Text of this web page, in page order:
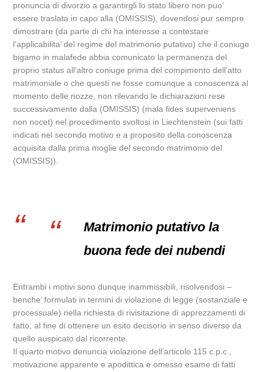
pronuncia di divorzio a garantirgli lo stato libero non puo’
essere traslata in capo alla (OMISSIS), dovendosi pur sempre
dimostrare (da parte di chi ha interesse a contestare
l’applicabilita’ del regime del matrimonio putativo) che il coniuge
bigamo in malafede abbia comunicato la permanenza del
proprio status all’altro coniuge prima del compimento dell’atto
matrimoniale o che questi ne fosse comunque a conoscenza al
momento delle nozze, non rilevando le dichiarazioni rese
successivamente dalla (OMISSIS) (mala fides superveniens
non nocet) nel procedimento svoltosi in Liechtenstein (sui fatti
indicati nel secondo motivo e a proposito della conoscenza
acquisita dalla prima moglie del secondo matrimonio del
(OMISSIS)).
Matrimonio putativo la
buona fede dei nubendi
Entrambi i motivi sono dunque inammissibili, risolvendosi –
benche’ formulati in termini di violazione di legge (sostanziale e
processuale) nella richiesta di rivisitazione di apprezzamenti di
fatto, al fine di ottenere un esito decisorio in senso diverso da
quello auspicato dal ricorrente.
Il quarto motivo denuncia violazione dell’articolo 115 c.p.c.,
motivazione apparente e apodittica e omesso esame di fatti